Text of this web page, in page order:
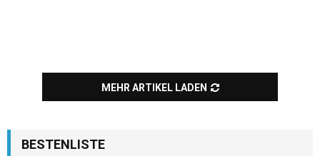
MEHR ARTIKEL LADEN
BESTENLISTE